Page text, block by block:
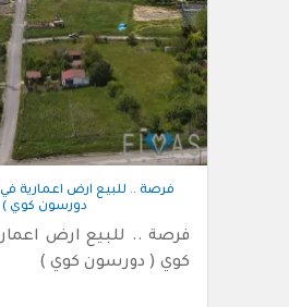
فرصة .. للبيع ارض اعمارية
دورسون كوي )
فرصة .. للبيع ارض
كوي ( دورسون كوي )